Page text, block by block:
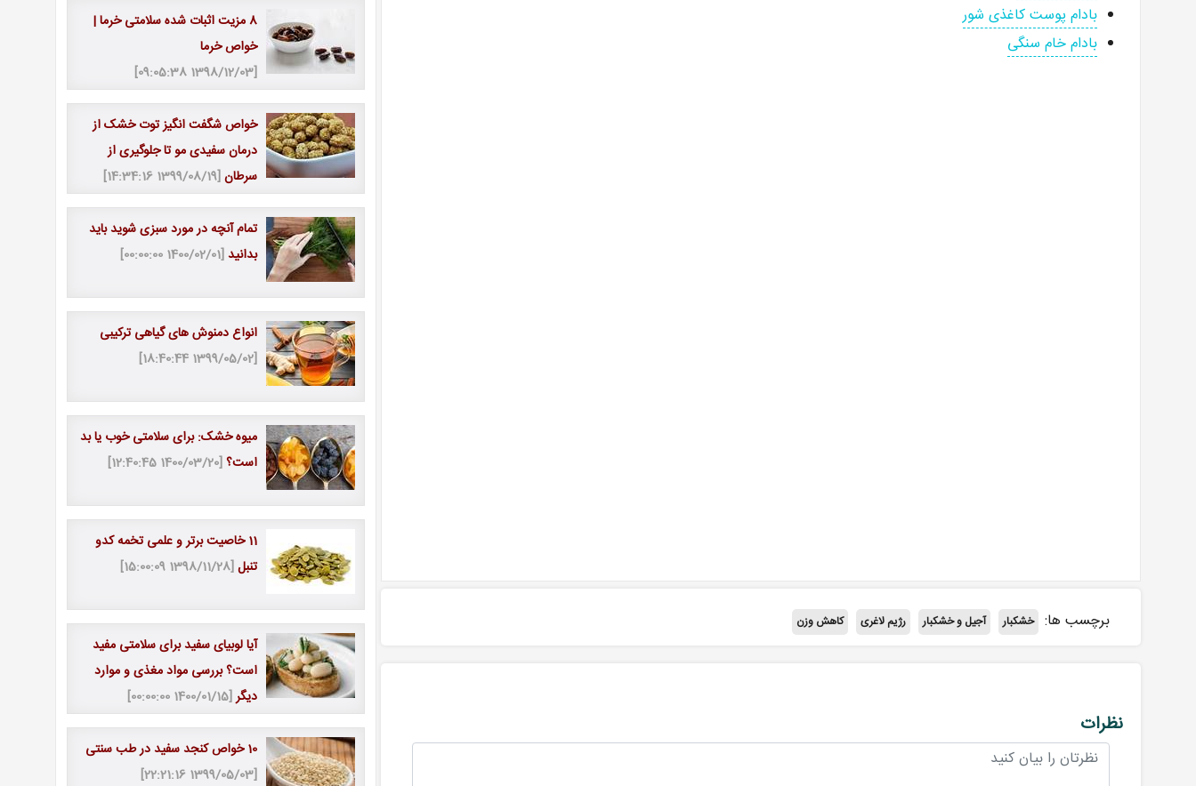
بادام پوست کاغذی شور
بادام خام سنگی
برچسب ها: خشکبار آجیل و خشکبار رژیم لاغری کاهش وزن
نظرات
8 مزیت اثبات شده سلامتی خرما |
خواص خرما
[1398/12/03 09:05:38]
خواص شگفت انگیز توت خشک از
درمان سفیدی مو تا جلوگیری از
سرطان[1399/08/19 14:34:16]
تمام آنچه در مورد سبزی شوید باید
بدانید[1400/02/01 00:00:00]
انواع دمنوش های گیاهی ترکیبی
[1399/05/02 18:40:44]
میوه خشک: برای سلامتی خوب یا بد
است؟[1400/03/20 12:40:45]
11 خاصیت برتر و علمی تخمه کدو
تنبل[1398/11/28 15:00:09]
آیا لوبیای سفید برای سلامتی مفید
است؟ بررسی مواد مغذی و موارد
دیگر[1400/01/15 00:00:00]
10 خواص کنجد سفید در طب سنتی
[1399/05/03 22:21:16]